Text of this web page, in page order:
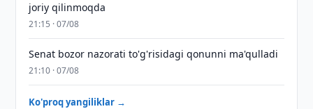
joriy qilinmoqda
21:15 · 07/08
Senat bozor nazorati to'g'risidagi qonunni ma'qulladi
21:10 · 07/08
Ko'proq yangiliklar →